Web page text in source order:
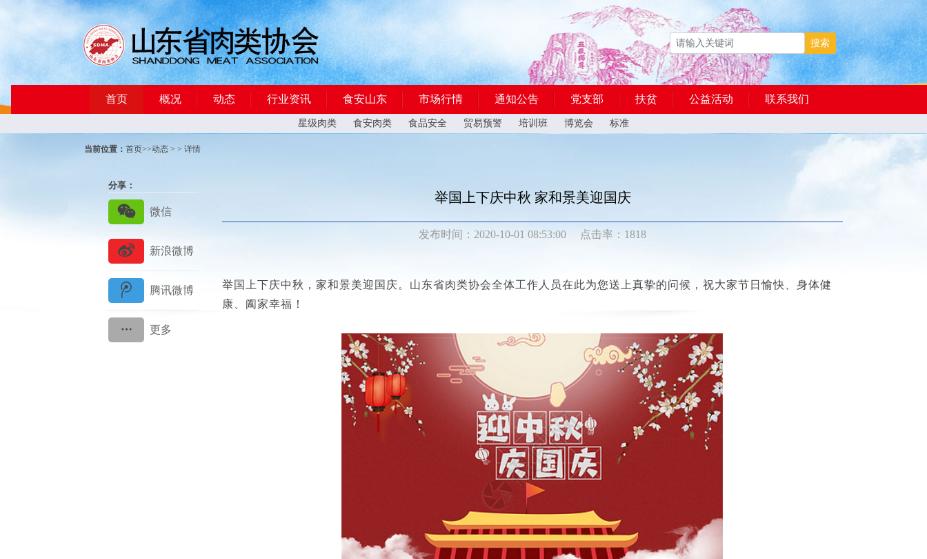
搜索
首页 概况 动态 行业资讯 食安山东 市场行情 通知公告 党支部 扶贫 公益活动 联系我们
星级肉类 食安肉类 食品安全 贸易预警 培训班 博览会 标准
当前位置： 首页>>动态 > > 详情
分享：
举国上下庆中秋 家和景美迎国庆
发布时间：2020-10-01 08:53:00 点击率：1818
举国上下庆中秋，家和景美迎国庆。山东省肉类协会全体工作人员在此为您送上真挚的问候，祝大家节日愉快、身体健
康、阖家幸福！